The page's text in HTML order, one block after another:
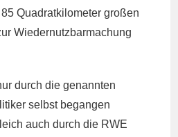
Quadratkilometer großen
Wiedernutzbarmachung
durch die genannten
selbst begangen
auch durch die RWE